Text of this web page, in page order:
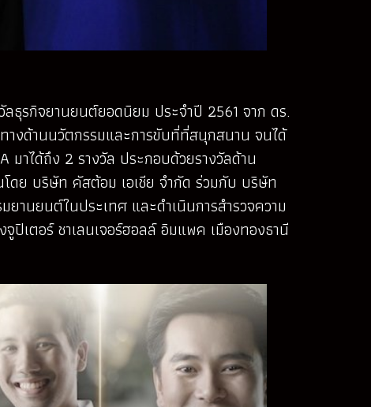
ธุรกิจยานยนต์ยอดนิยม ประจำปี 2561 จาก ดร.
างด้านนวัตกรรมและการขับที่ที่สนุกสนาน จนได้
มาได้ถึง 2 รางวัล ประกอบด้วยรางวัลด้าน
ดย บริษัท คัสต้อม เอเชีย จำกัด ร่วมกับ บริษัท
านยนต์ในประเทศ และดำเนินการสำรวจความ
ตอร์ ชาเลนเจอร์ฮอลล์ อิมแพค เมืองทองธานี